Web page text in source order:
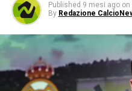
Published 9 mesi ago on
By Redazione